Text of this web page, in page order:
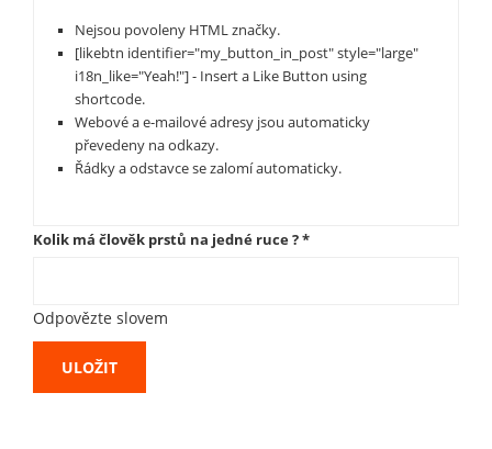
Nejsou povoleny HTML značky.
[likebtn identifier="my_button_in_post" style="large"
i18n_like="Yeah!"] - Insert a Like Button using
shortcode.
Webové a e-mailové adresy jsou automaticky
převedeny na odkazy.
Řádky a odstavce se zalomí automaticky.
Kolik má člověk prstů na jedné ruce ?*
Odpovězte slovem